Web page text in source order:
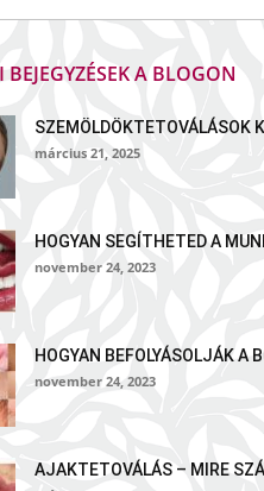
A BLOGON
SZEMÖLDÖKTETOVÁLÁSOK
március 21, 2025
HOGYAN SEGÍTHETED A
november 24, 2023
HOGYAN BEFOLYÁSOLJÁK
november 24, 2023
AJAKTETOVÁLÁS – MIRE